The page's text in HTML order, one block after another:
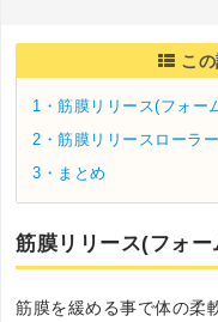
こ
1・筋膜リリース(フォー
2・筋膜リリースローラ
3・ まとめ
筋膜リリース(フォ
筋膜を緩める事で体の柔